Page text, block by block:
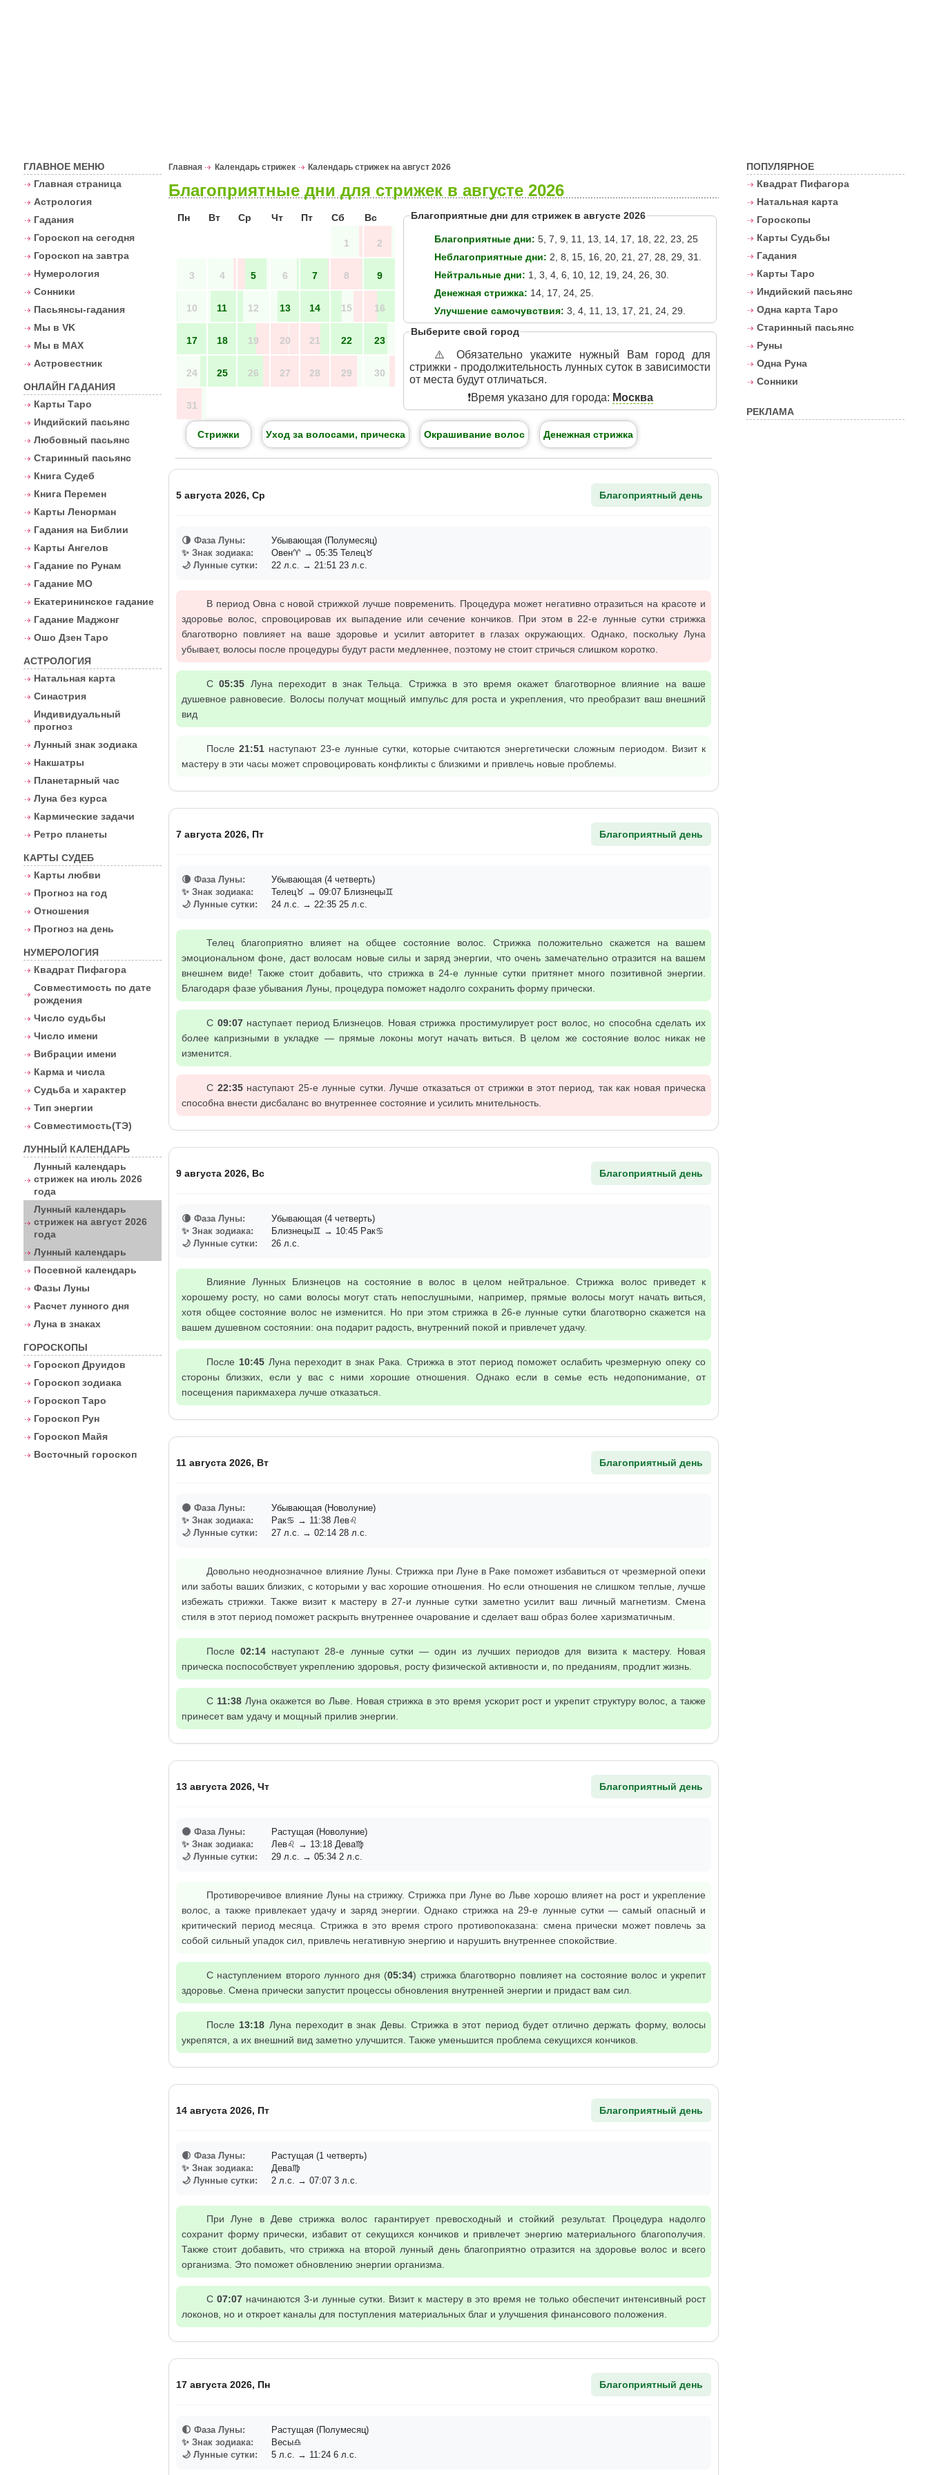
ГЛАВНОЕ МЕНЮ
Главная страница
Астрология
Гадания
Гороскоп на сегодня
Гороскоп на завтра
Нумерология
Сонники
Пасьянсы-гадания
Мы в VK
Мы в MAX
Астровестник
ОНЛАЙН ГАДАНИЯ
Карты Таро
Индийский пасьянс
Любовный пасьянс
Старинный пасьянс
Книга Судеб
Книга Перемен
Карты Ленорман
Гадания на Библии
Карты Ангелов
Гадание по Рунам
Гадание МО
Екатерининское гадание
Гадание Маджонг
Ошо Дзен Таро
АСТРОЛОГИЯ
Натальная карта
Синастрия
Индивидуальный
прогноз
Лунный знак зодиака
Накшатры
Планетарный час
Луна без курса
Кармические задачи
Ретро планеты
КАРТЫ СУДЕБ
Карты любви
Прогноз на год
Отношения
Прогноз на день
НУМЕРОЛОГИЯ
Квадрат Пифагора
Совместимость по дате
рождения
Число судьбы
Число имени
Вибрации имени
Карма и числа
Судьба и характер
Тип энергии
Совместимость(ТЭ)
ЛУННЫЙ КАЛЕНДАРЬ
Лунный календарь
стрижек на июль 2026
года
Лунный календарь
стрижек на август 2026
года
Лунный календарь
Посевной календарь
Фазы Луны
Расчет лунного дня
Луна в знаках
ГОРОСКОПЫ
Гороскоп Друидов
Гороскоп зодиака
Гороскоп Таро
Гороскоп Рун
Гороскоп Майя
Восточный гороскоп
Главная Календарь стрижек Календарь стрижек на август 2026
Благоприятные дни для стрижек в августе 2026
Пн Вт Ср Чт Пт Сб Вс
1 2
3 4 5 6 7 8 9
10 11 12 13 14 15 16
17 18 19 20 21 22 23
24 25 26 27 28 29 30
31
Благоприятные дни для стрижек в августе 2026
Благоприятные дни: 5, 7, 9, 11, 13, 14, 17, 18, 22, 23, 25
Неблагоприятные дни: 2, 8, 15, 16, 20, 21, 27, 28, 29, 31.
Нейтральные дни: 1, 3, 4, 6, 10, 12, 19, 24, 26, 30.
Денежная стрижка: 14, 17, 24, 25.
Улучшение самочувствия: 3, 4, 11, 13, 17, 21, 24, 29.
Выберите свой город
⚠️ Обязательно укажите нужный Вам город для
стрижки - продолжительность лунных суток в зависимости
от места будут отличаться.
❗️Время указано для города: Москва
Стрижки Уход за волосами, прическа Окрашивание волос Денежная стрижка
5 августа 2026, Ср Благоприятный день
🌗 Фаза Луны:
Убывающая (Полумесяц)
✨ Знак зодиака:
Овен♈ → 05:35 Телец♉
🌙 Лунные сутки:
22 л.с. → 21:51 23 л.с.
В период Овна с новой стрижкой лучше повременить. Процедура может негативно отразиться на красоте и
здоровье волос, спровоцировав их выпадение или сечение кончиков. При этом в 22-е лунные сутки стрижка
благотворно повлияет на ваше здоровье и усилит авторитет в глазах окружающих. Однако, поскольку Луна
убывает, волосы после процедуры будут расти медленнее, поэтому не стоит стричься слишком коротко.
С05:35 Луна переходит в знак Тельца. Стрижка в это время окажет благотворное влияние на ваше
душевное равновесие. Волосы получат мощный импульс для роста и укрепления, что преобразит ваш внешний
вид
После 21:51наступают 23-е лунные сутки, которые считаются энергетически сложным периодом. Визит к
мастеру в эти часы может спровоцировать конфликты с близкими и привлечь новые проблемы.
7 августа 2026, Пт Благоприятный день
🌘 Фаза Луны:
Убывающая (4 четверть)
✨ Знак зодиака:
Телец♉ → 09:07 Близнецы♊
🌙 Лунные сутки:
24 л.с. → 22:35 25 л.с.
Телец благоприятно влияет на общее состояние волос. Стрижка положительно скажется на вашем
эмоциональном фоне, даст волосам новые силы и заряд энергии, что очень замечательно отразится на вашем
внешнем виде! Также стоит добавить, что стрижка в 24-е лунные сутки притянет много позитивной энергии.
Благодаря фазе убывания Луны, процедура поможет надолго сохранить форму прически.
С 09:07наступает период Близнецов. Новая стрижка простимулирует рост волос, но способна сделать их
более капризными в укладке — прямые локоны могут начать виться. В целом же состояние волос никак не
изменится.
С 22:35наступают 25-е лунные сутки. Лучше отказаться от стрижки в этот период, так как новая прическа
способна внести дисбаланс во внутреннее состояние и усилить мнительность.
9 августа 2026, Вс Благоприятный день
🌘 Фаза Луны:
Убывающая (4 четверть)
✨ Знак зодиака:
Близнецы♊ → 10:45 Рак♋
🌙 Лунные сутки:
26 л.с.
Влияние Лунных Близнецов на состояние в волос в целом нейтральное. Стрижка волос приведет к
хорошему росту, но сами волосы могут стать непослушными, например, прямые волосы могут начать виться,
хотя общее состояние волос не изменится. Но при этом стрижка в 26-е лунные сутки благотворно скажется на
вашем душевном состоянии: она подарит радость, внутренний покой и привлечет удачу.
После 10:45Луна переходит в знак Рака. Стрижка в этот период поможет ослабить чрезмерную опеку со
стороны близких, если у вас с ними хорошие отношения. Однако если в семье есть недопонимание, от
посещения парикмахера лучше отказаться.
11 августа 2026, Вт Благоприятный день
🌑 Фаза Луны:
Убывающая (Новолуние)
✨ Знак зодиака:
Рак♋ → 11:38 Лев♌
🌙 Лунные сутки:
27 л.с. → 02:14 28 л.с.
Довольно неоднозначное влияние Луны. Стрижка при Луне в Раке поможет избавиться от чрезмерной опеки
или заботы ваших близких, с которыми у вас хорошие отношения. Но если отношения не слишком теплые, лучше
избежать стрижки. Также визит к мастеру в 27-и лунные сутки заметно усилит ваш личный магнетизм. Смена
стиля в этот период поможет раскрыть внутреннее очарование и сделает ваш образ более харизматичным.
После02:14 наступают 28-е лунные сутки — один из лучших периодов для визита к мастеру. Новая
прическа поспособствует укреплению здоровья, росту физической активности и, по преданиям, продлит жизнь.
С 11:38Луна окажется во Льве. Новая стрижка в это время ускорит рост и укрепит структуру волос, а также
принесет вам удачу и мощный прилив энергии.
13 августа 2026, Чт Благоприятный день
🌑 Фаза Луны:
Растущая (Новолуние)
✨ Знак зодиака:
Лев♌ → 13:18 Дева♍
🌙 Лунные сутки:
29 л.с. → 05:34 2 л.с.
Противоречивое влияние Луны на стрижку. Стрижка при Луне во Льве хорошо влияет на рост и укрепление
волос, а также привлекает удачу и заряд энергии. Однако стрижка на 29-е лунные сутки — самый опасный и
критический период месяца. Стрижка в это время строго противопоказана: смена прически может повлечь за
собой сильный упадок сил, привлечь негативную энергию и нарушить внутреннее спокойствие.
С наступлением второго лунного дня (05:34) стрижка благотворно повлияет на состояние волос и укрепит
здоровье. Смена прически запустит процессы обновления внутренней энергии и придаст вам сил.
После 13:18 Луна переходит в знак Девы. Стрижка в этот период будет отлично держать форму, волосы
укрепятся, а их внешний вид заметно улучшится. Также уменьшится проблема секущихся кончиков.
14 августа 2026, Пт Благоприятный день
🌒 Фаза Луны:
Растущая (1 четверть)
✨ Знак зодиака:
Дева♍
🌙 Лунные сутки:
2 л.с. → 07:07 3 л.с.
При Луне в Деве стрижка волос гарантирует превосходный и стойкий результат. Процедура надолго
сохранит форму прически, избавит от секущихся кончиков и привлечет энергию материального благополучия.
Также стоит добавить, что стрижка на второй лунный день благоприятно отразится на здоровье волос и всего
организма. Это поможет обновлению энергии организма.
С07:07 начинаются 3-и лунные сутки. Визит к мастеру в это время не только обеспечит интенсивный рост
локонов, но и откроет каналы для поступления материальных благ и улучшения финансового положения.
17 августа 2026, Пн Благоприятный день
🌓 Фаза Луны:
Растущая (Полумесяц)
✨ Знак зодиака:
Весы♎
🌙 Лунные сутки:
5 л.с. → 11:24 6 л.с.
ПОПУЛЯРНОЕ
Квадрат Пифагора
Натальная карта
Гороскопы
Карты Судьбы
Гадания
Карты Таро
Индийский пасьянс
Одна карта Таро
Старинный пасьянс
Руны
Одна Руна
Сонники
РЕКЛАМА